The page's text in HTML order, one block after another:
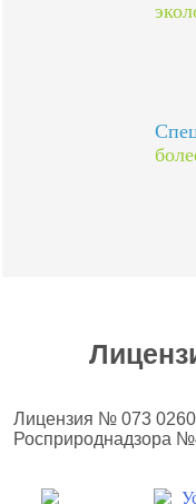
Лицензия № 073 0260
Росприроднадзора